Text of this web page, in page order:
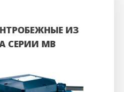
ИЗ
CЕРИИ MB